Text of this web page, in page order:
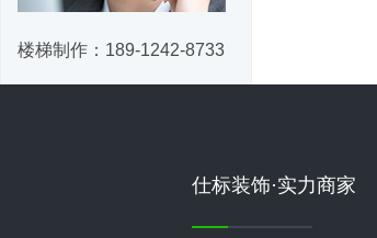
楼梯制作： 189-1242-8733
仕标装饰·实力商家